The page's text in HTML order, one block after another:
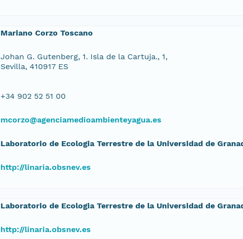
Mariano Corzo Toscano
Johan G. Gutenberg, 1. Isla de la Cartuja., 1,
Sevilla, 410917 ES
+34 902 52 51 00
mcorzo@agenciamedioambienteyagua.es
Laboratorio de Ecologia Terrestre de la Universidad de
http://linaria.obsnev.es
Laboratorio de Ecologia Terrestre de la Universidad de
http://linaria.obsnev.es